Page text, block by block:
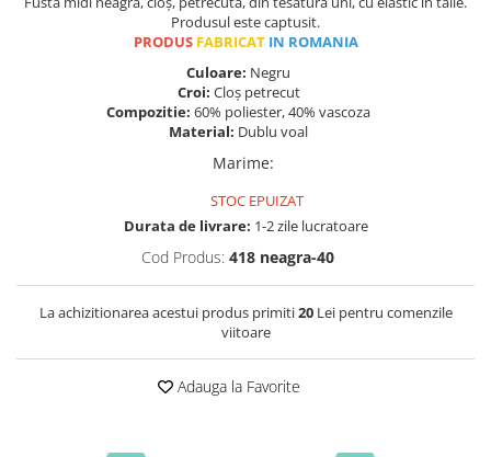
Produsul este captusit.
PRODUSFABRICAT IN ROMANIA
Culoare: Negru
Croi: Cloș petrecut
Compozitie: 60% poliester, 40% vascoza
Material: Dublu voal
Marime:
STOC EPUIZAT
Durata de livrare: 1-2 zile lucratoare
Cod Produs: 418 neagra-40
La achizitionarea acestui produs primiti20Lei pentru comenzile
viitoare
Adauga la Favorite